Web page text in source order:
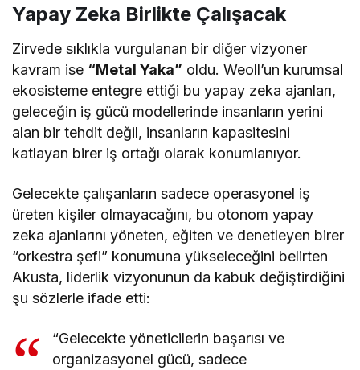
Yapay Zeka Birlikte Çalışacak
Zirvede sıklıkla vurgulanan bir diğer vizyoner
kavram ise “Metal Yaka” oldu. Weoll’un kurumsal
ekosisteme entegre ettiği bu yapay zeka ajanları,
geleceğin iş gücü modellerinde insanların yerini
alan bir tehdit değil, insanların kapasitesini
katlayan birer iş ortağı olarak konumlanıyor.
Gelecekte çalışanların sadece operasyonel iş
üreten kişiler olmayacağını, bu otonom yapay
zeka ajanlarını yöneten, eğiten ve denetleyen birer
“orkestra şefi” konumuna yükseleceğini belirten
Akusta, liderlik vizyonunun da kabuk değiştirdiğini
şu sözlerle ifade etti:
“Gelecekte yöneticilerin başarısı ve
organizasyonel gücü, sadece